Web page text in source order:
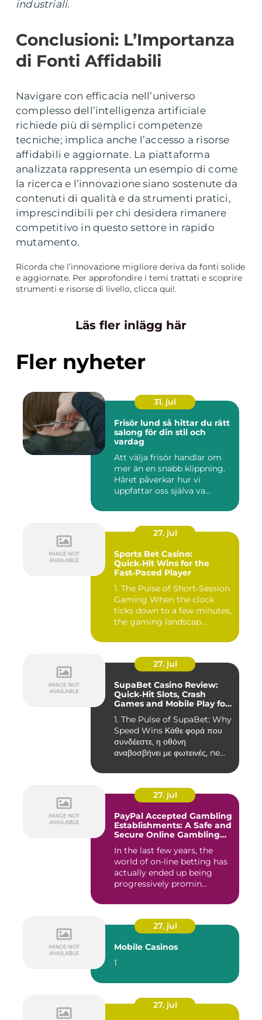
industriali.
Conclusioni: L’Importanza
di Fonti Affidabili
Navigare con efficacia nell’universo
complesso dell’intelligenza artificiale
richiede più di semplici competenze
tecniche; implica anche l’accesso a risorse
affidabili e aggiornate. La piattaforma
analizzata rappresenta un esempio di come
la ricerca e l’innovazione siano sostenute da
contenuti di qualità e da strumenti pratici,
imprescindibili per chi desidera rimanere
competitivo in questo settore in rapido
mutamento.
Ricorda che l’innovazione migliore deriva da fonti solide
e aggiornate. Per approfondire i temi trattati e scoprire
strumenti e risorse di livello, clicca qui!.
Läs fler inlägg här
Fler nyheter
31. jul
Frisör lund så hittar du rätt
salong för din stil och
vardag
Att välja frisör handlar om
mer än en snabb klippning.
Håret påverkar hur vi
uppfattar oss själva va...
27. jul
Sports Bet Casino:
Quick‑Hit Wins for the
Fast‑Paced Player
1. The Pulse of Short‑Session
Gaming When the clock
ticks down to a few minutes,
the gaming landscap...
27. jul
SupaBet Casino Review:
Quick‑Hit Slots, Crash
Games and Mobile Play for
1. The Pulse of SupaBet: Why
Speed Wins Κάθε φορά που
συνδέεστε, η οθόνη
αναβοσβήνει με φωτεινές, ne...
27. jul
PayPal Accepted Gambling
Establishments: A Safe and
Secure Online Gambling
In the last few years, the
world of on-line betting has
actually ended up being
progressively promin...
27. jul
Mobile Casinos
1
27. jul